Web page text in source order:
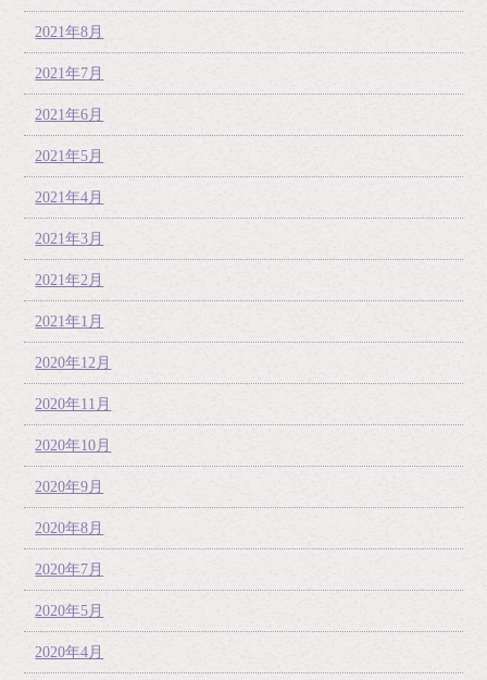
2021年8月
2021年7月
2021年6月
2021年5月
2021年4月
2021年3月
2021年2月
2021年1月
2020年12月
2020年11月
2020年10月
2020年9月
2020年8月
2020年7月
2020年5月
2020年4月